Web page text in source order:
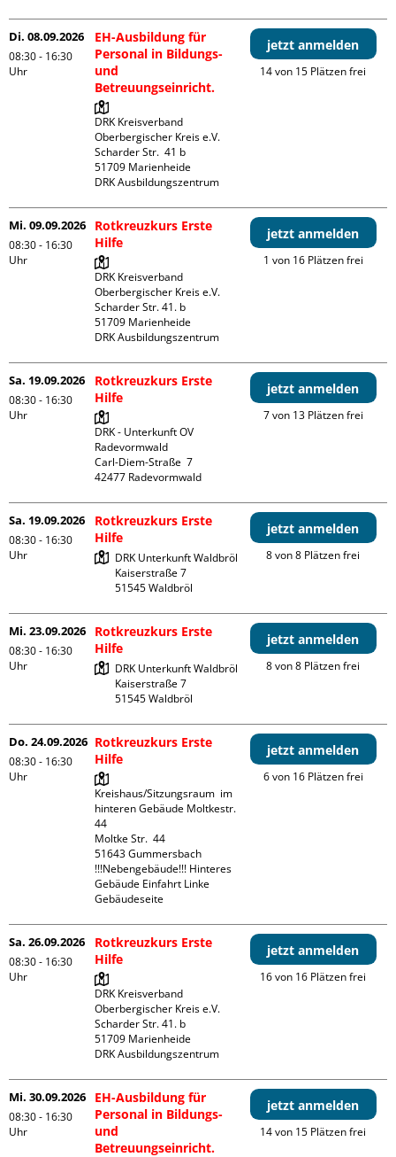
Di. 08.09.2026
08:30 - 16:30
Uhr
EH-Ausbildung für
Personal in Bildungs-
und
Betreuungseinricht.
DRK Kreisverband
Oberbergischer Kreis e.V.
Scharder Str.  41 b
51709 Marienheide
DRK Ausbildungszentrum
jetzt anmelden
14 von 15 Plätzen frei
Mi. 09.09.2026
08:30 - 16:30
Uhr
Rotkreuzkurs Erste
Hilfe
DRK Kreisverband
Oberbergischer Kreis e.V.
Scharder Str. 41. b
51709 Marienheide
DRK Ausbildungszentrum
jetzt anmelden
1 von 16 Plätzen frei
Sa. 19.09.2026
08:30 - 16:30
Uhr
Rotkreuzkurs Erste
Hilfe
DRK - Unterkunft OV
Radevormwald
Carl-Diem-Straße  7
jetzt anmelden
7 von 13 Plätzen frei
Sa. 19.09.2026
08:30 - 16:30
Uhr
Rotkreuzkurs Erste
Hilfe
DRK Unterkunft Waldbröl
Kaiserstraße 7
jetzt anmelden
8 von 8 Plätzen frei
Mi. 23.09.2026
08:30 - 16:30
Uhr
Rotkreuzkurs Erste
Hilfe
DRK Unterkunft Waldbröl
Kaiserstraße 7
jetzt anmelden
8 von 8 Plätzen frei
Do. 24.09.2026
08:30 - 16:30
Uhr
Rotkreuzkurs Erste
Hilfe
Kreishaus/Sitzungsraum  im
hinteren Gebäude Moltkestr.
44
Moltke Str.  44
51643 Gummersbach
!!!Nebengebäude!!! Hinteres
Gebäude Einfahrt Linke
Gebäudeseite
jetzt anmelden
6 von 16 Plätzen frei
Sa. 26.09.2026
08:30 - 16:30
Uhr
Rotkreuzkurs Erste
Hilfe
DRK Kreisverband
Oberbergischer Kreis e.V.
Scharder Str. 41. b
51709 Marienheide
DRK Ausbildungszentrum
jetzt anmelden
16 von 16 Plätzen frei
Mi. 30.09.2026
08:30 - 16:30
Uhr
EH-Ausbildung für
Personal in Bildungs-
und
Betreuungseinricht.
jetzt anmelden
14 von 15 Plätzen frei